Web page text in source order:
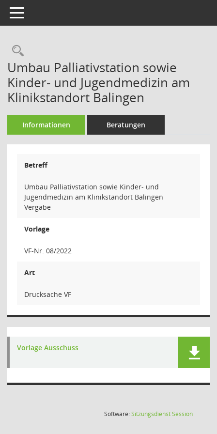
Toggle navigation
Rechercheauswahl
Umbau Palliativstation sowie
Kinder- und Jugendmedizin am
Klinikstandort Balingen
Informationen Beratungen
Betreff
Umbau Palliativstation sowie Kinder- und
Jugendmedizin am Klinikstandort Balingen
Vergabe
Vorlage
VF-Nr. 08/2022
Art
Drucksache VF
Vorlage Ausschuss
Software:SitzungsdienstSession(Wird in